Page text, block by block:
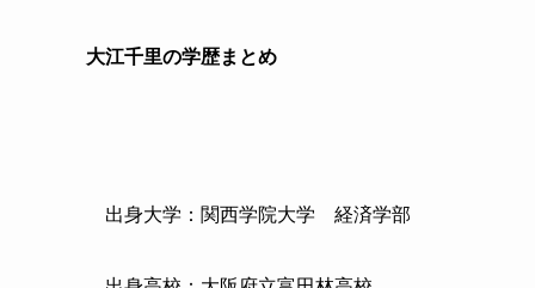
大江千里の学歴まとめ
出身大学：関西学院大学 経済学部